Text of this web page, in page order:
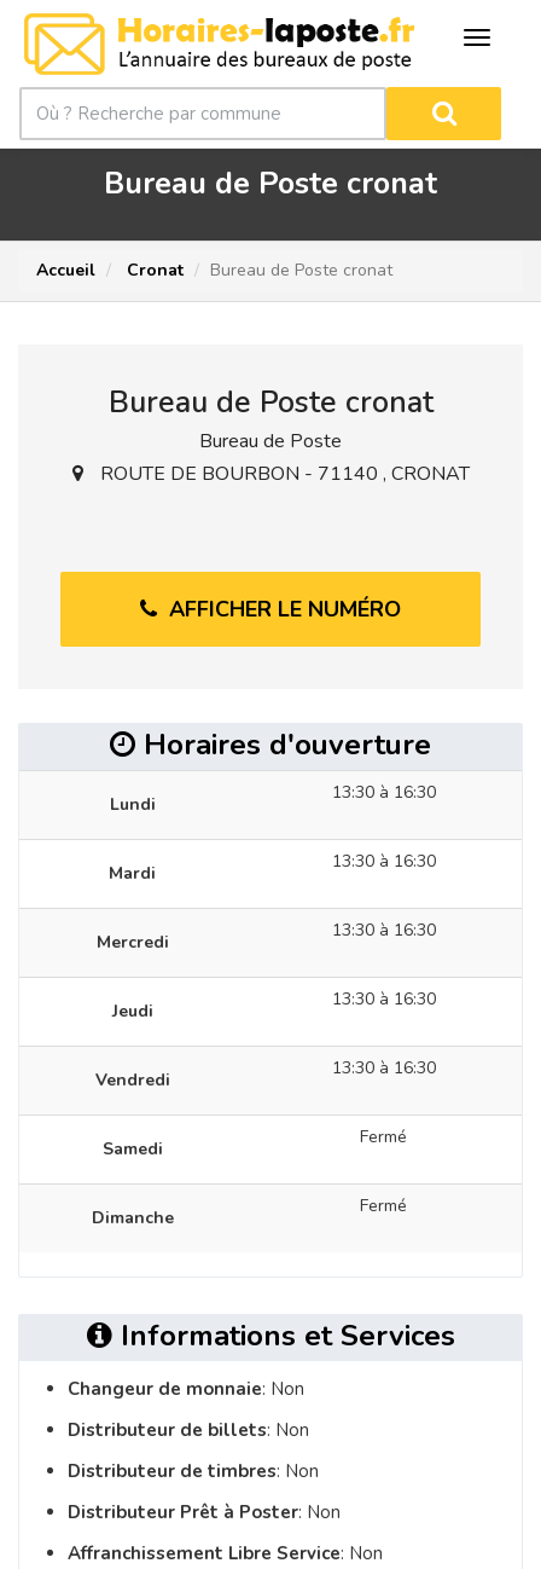
Bureau de Poste cronat
Accueil Cronat Bureau de Poste cronat
Bureau de Poste cronat
Bureau de Poste
ROUTE DE BOURBON - 71140 , CRONAT
AFFICHER LE NUMÉRO
Horaires d'ouverture
Lundi
13:30 à 16:30
Mardi
13:30 à 16:30
Mercredi
13:30 à 16:30
Jeudi
13:30 à 16:30
Vendredi
13:30 à 16:30
Samedi
Fermé
Dimanche
Fermé
Informations et Services
Changeur de monnaie: Non
Distributeur de billets: Non
Distributeur de timbres: Non
Distributeur Prêt à Poster: Non
Affranchissement Libre Service: Non